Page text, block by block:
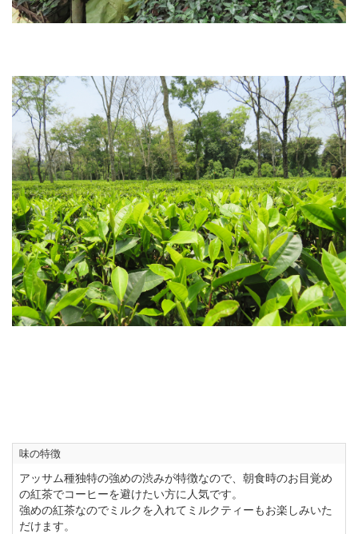
味の特徴
アッサム種独特の強めの渋みが特徴なので、朝食時のお目覚め
の紅茶でコーヒーを避けたい方に人気です。
強めの紅茶なのでミルクを入れてミルクティーもお楽しみいた
だけます。